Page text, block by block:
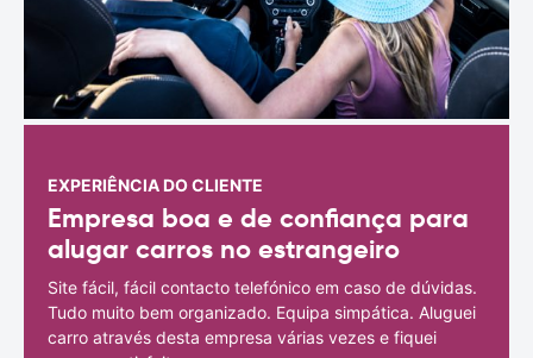
EXPERIÊNCIA DO CLIENTE
Empresa boa e de confiança para
alugar carros no estrangeiro
Site fácil, fácil contacto telefónico em caso de dúvidas.
Tudo muito bem organizado. Equipa simpática. Aluguei
carro através desta empresa várias vezes e fiquei